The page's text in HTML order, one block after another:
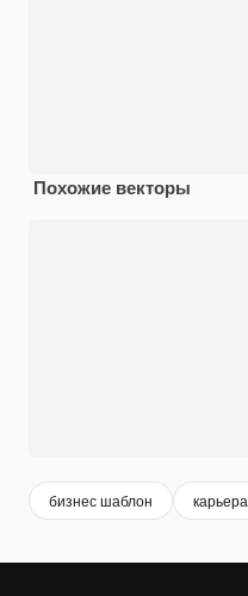
Похожие векторы
бизнес шаблон карьера